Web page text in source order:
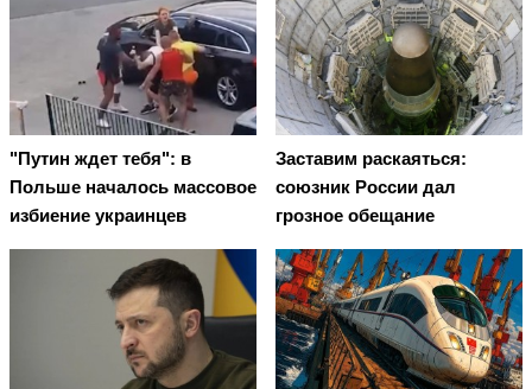
"Путин ждет тебя": в
Польше началось массовое
избиение украинцев
Заставим раскаяться:
союзник России дал
грозное обещание